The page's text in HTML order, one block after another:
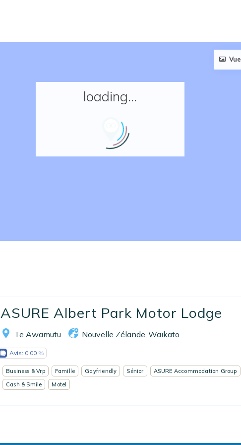
Réserver un séjour
loading...
Vue
ASURE Albert Park Motor Lodge
Te Awamutu Nouvelle Zélande Waikato
Avis: 0.00
Business & Vrp Famille Gayfriendly Sénior
ASURE Accommodation Group
Cash & Smile
Motel